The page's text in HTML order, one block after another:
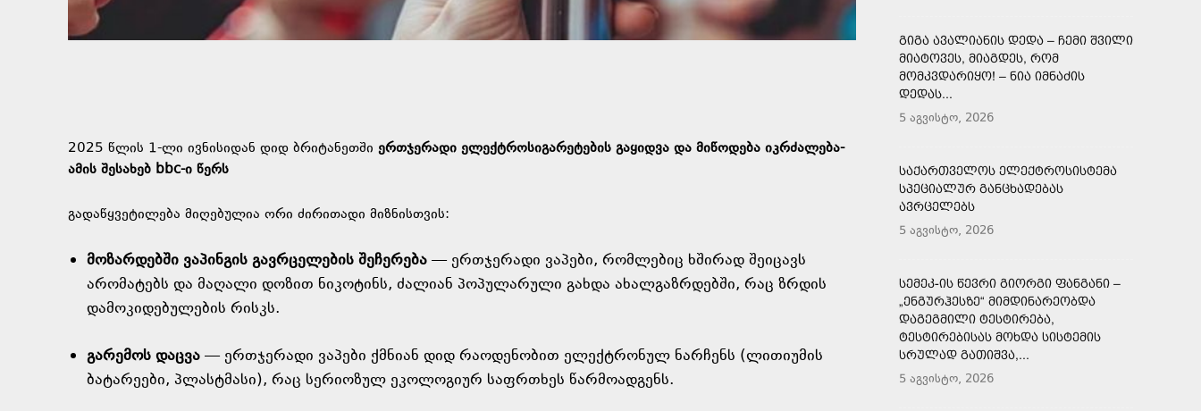
2025 წლის 1-ლი ივნისიდან დიდ ბრიტანეთში ერთჯერადი ელექტროსიგარეტების გაყიდვა და მიწოდება იკრძალება-
ამის შესახებ bbc-ი წერს
გადაწყვეტილება მიღებულია ორი ძირითადი მიზნისთვის:
მოზარდებში ვაპინგის გავრცელების შეჩერება— ერთჯერადი ვაპები, რომლებიც ხშირად შეიცავს
არომატებს და მაღალი დოზით ნიკოტინს, ძალიან პოპულარული გახდა ახალგაზრდებში, რაც ზრდის
დამოკიდებულების რისკს.
გარემოს დაცვა— ერთჯერადი ვაპები ქმნიან დიდ რაოდენობით ელექტრონულ ნარჩენს (ლითიუმის
ბატარეები, პლასტმასი), რაც სერიოზულ ეკოლოგიურ საფრთხეს წარმოადგენს.
ᲒᲘᲒᲐ ᲐᲕᲐᲚᲘᲐᲜᲘᲡ ᲓᲔᲓᲐ – ᲩᲔᲛᲘ ᲨᲕᲘᲚᲘ
ᲛᲘᲐᲢᲝᲕᲔᲡ, ᲛᲘᲐᲒᲓᲔᲡ, ᲠᲝᲛ
ᲛᲝᲛᲙᲕᲓᲐᲠᲘᲧᲝ! – ᲜᲘᲐ ᲘᲛᲜᲐᲫᲘᲡ
ᲓᲔᲓᲐᲡ...
5 აგვისტო, 2026
ᲡᲐᲥᲐᲠᲗᲕᲔᲚᲝᲡ ᲔᲚᲔᲥᲢᲠᲝᲡᲘᲡᲢᲔᲛᲐ
ᲡᲞᲔᲪᲘᲐᲚᲣᲠ ᲒᲐᲜᲪᲮᲐᲓᲔᲑᲐᲡ
ᲐᲕᲠᲪᲔᲚᲔᲑᲡ
5 აგვისტო, 2026
ᲡᲔᲛᲔᲙ-ᲘᲡ ᲬᲔᲕᲠᲘ ᲒᲘᲝᲠᲒᲘ ᲤᲐᲜᲒᲐᲜᲘ –
„ᲔᲜᲒᲣᲠᲰᲔᲡᲖᲔ“ ᲛᲘᲛᲓᲘᲜᲐᲠᲔᲝᲑᲓᲐ
ᲓᲐᲒᲔᲒᲛᲘᲚᲘ ᲢᲔᲡᲢᲘᲠᲔᲑᲐ,
ᲢᲔᲡᲢᲘᲠᲔᲑᲘᲡᲐᲡ ᲛᲝᲮᲓᲐ ᲡᲘᲡᲢᲔᲛᲘᲡ
ᲡᲠᲣᲚᲐᲓ ᲒᲐᲗᲘᲨᲕᲐ,...
5 აგვისტო, 2026